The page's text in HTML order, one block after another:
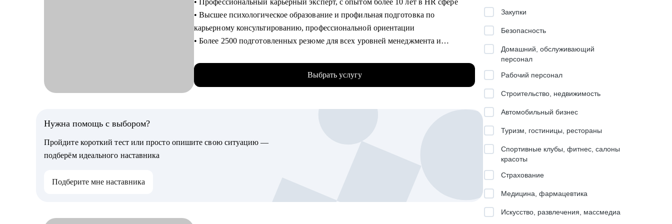
не драйвит
• Как перейти в направление project менеджмента, строить свой карьерный трек
• Профессиональный карьерный эксперт, с опытом более 10 лет в HR сфере
• Высшее психологическое образование и профильная подготовка по
карьерному консультированию, профессиональной ориентации
• Более 2500 подготовленных резюме для всех уровней менеджмента и
собеседований
• Обширный опыт профориентационной работы, помощи в смене карьерного
• Составлю эффективное резюме и сопроводительное письмо, выделю и
Выбрать услугу
Нужна помощь с выбором?
Пройдите короткий тест или просто опишите свою ситуацию —
подберём идеального наставника
Подберите мне наставника
Закупки
Безопасность
Домашний, обслуживающий
персонал
Рабочий персонал
Строительство, недвижимость
Автомобильный бизнес
Туризм, гостиницы, рестораны
Спортивные клубы, фитнес, салоны
красоты
Страхование
Медицина, фармацевтика
Искусство, развлечения, массмедиа